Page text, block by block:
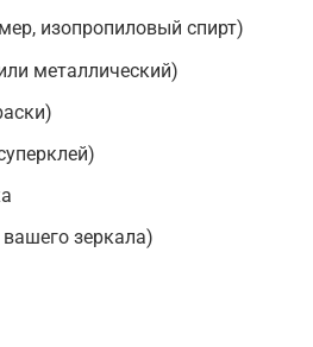
изопропиловый спирт)
металлический)
зеркала)